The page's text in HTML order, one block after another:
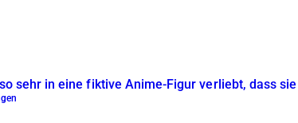
sehr in eine fiktive Anime-Figur verliebt, dass